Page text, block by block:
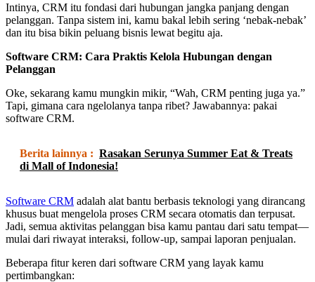
Intinya, CRM itu fondasi dari hubungan jangka panjang dengan
pelanggan. Tanpa sistem ini, kamu bakal lebih sering ‘nebak-nebak’
dan itu bisa bikin peluang bisnis lewat begitu aja.
Software CRM: Cara Praktis Kelola Hubungan dengan
Pelanggan
Oke, sekarang kamu mungkin mikir, “Wah, CRM penting juga ya.”
Tapi, gimana cara ngelolanya tanpa ribet? Jawabannya: pakai
software CRM.
Berita lainnya : Rasakan Serunya Summer Eat & Treats
di Mall of Indonesia!
Software CRM adalah alat bantu berbasis teknologi yang dirancang
khusus buat mengelola proses CRM secara otomatis dan terpusat.
Jadi, semua aktivitas pelanggan bisa kamu pantau dari satu tempat—
mulai dari riwayat interaksi, follow-up, sampai laporan penjualan.
Beberapa fitur keren dari software CRM yang layak kamu
pertimbangkan: